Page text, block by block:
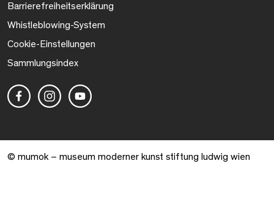
Barrierefreiheitserklärung
Whistleblowing-System
Cookie-Einstellungen
Sammlungsindex
© mumok – museum moderner kunst stiftung ludwig wien